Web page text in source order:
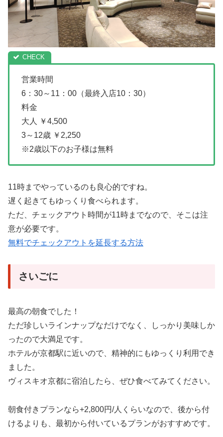
営業時間
6：30～11：00（最終入店10：30）
料金
大人 ￥4,500
3～12歳 ￥2,250
※2歳以下のお子様は無料
11時までやっているのも良心的ですね。
遅く起きてもゆっくり食べられます。
ただ、チェックアウト時間が11時までなので、そこは注
意が必要です。
無料でチェックアウトを延長する方法
さいごに
最高の朝食でした！
ただ珍しいラインナップなだけでなく、しっかり美味しか
ったので大満足です。
ホテルが京都駅に近いので、精神的にもゆっくり利用でき
ました。
ヴィスキオ京都に宿泊したら、ぜひ食べてみてください。
朝食付きプランなら+2,800円/人くらいなので、後から付
けるよりも、最初から付いているプランがおすすめです。